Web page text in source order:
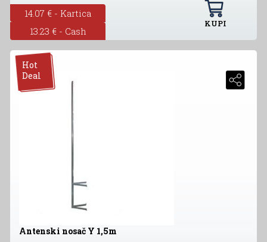
14.07 € - Kartica
13.23 € - Cash
KUPI
Hot
Deal
Antenski nosač Y 1,5m